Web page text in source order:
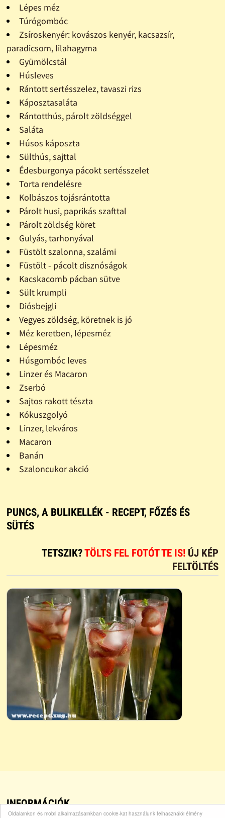
Oldalainkon és mobil alkalmazásainkban cookie-kat használunk felhasználói élmény
Lépes méz
Túrógombóc
Zsíroskenyér: kovászos kenyér, kacsazsír,
paradicsom, lilahagyma
Gyümölcstál
Húsleves
Rántott sertésszelez, tavaszi rizs
Káposztasaláta
Rántotthús, párolt zöldséggel
Saláta
Húsos káposzta
Sülthús, sajttal
Édesburgonya pácokt sertésszelet
Torta rendelésre
Kolbászos tojásrántotta
Párolt husi, paprikás szafttal
Párolt zöldség köret
Gulyás, tarhonyával
Füstölt szalonna, szalámi
Füstölt - pácolt disznóságok
Kacskacomb pácban sütve
Sült krumpli
Diósbejgli
Vegyes zöldség, köretnek is jó
Méz keretben, lépesméz
Lépesméz
Húsgombóc leves
Linzer és Macaron
Zserbó
Sajtos rakott tészta
Kókuszgolyó
Linzer, lekváros
Macaron
Banán
Szaloncukor akció
PUNCS, A BULIKELLÉK - RECEPT, FŐZÉS ÉS
SÜTÉS
TETSZIK?TÖLTS FEL FOTÓT TE IS! ÚJ KÉP
FELTÖLTÉS
INFORMÁCIÓK